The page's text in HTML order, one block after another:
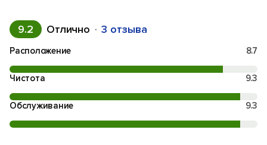
9.2 Отлично 3 отзыва
Расположение 8.7
Чистота 9.3
Обслуживание 9.3